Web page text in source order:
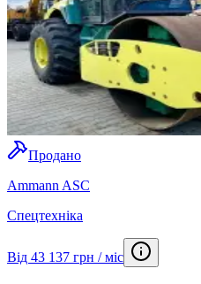
Продано
Ammann ASC
Спецтехніка
Від 43 137 грн / міс